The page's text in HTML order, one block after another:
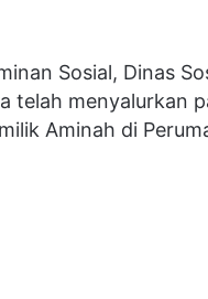
Sosial, Dinas
telah menyalurkan
Aminah di